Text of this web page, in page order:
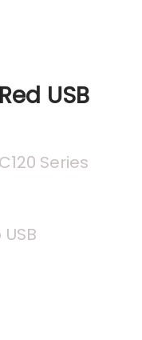
USB
Series